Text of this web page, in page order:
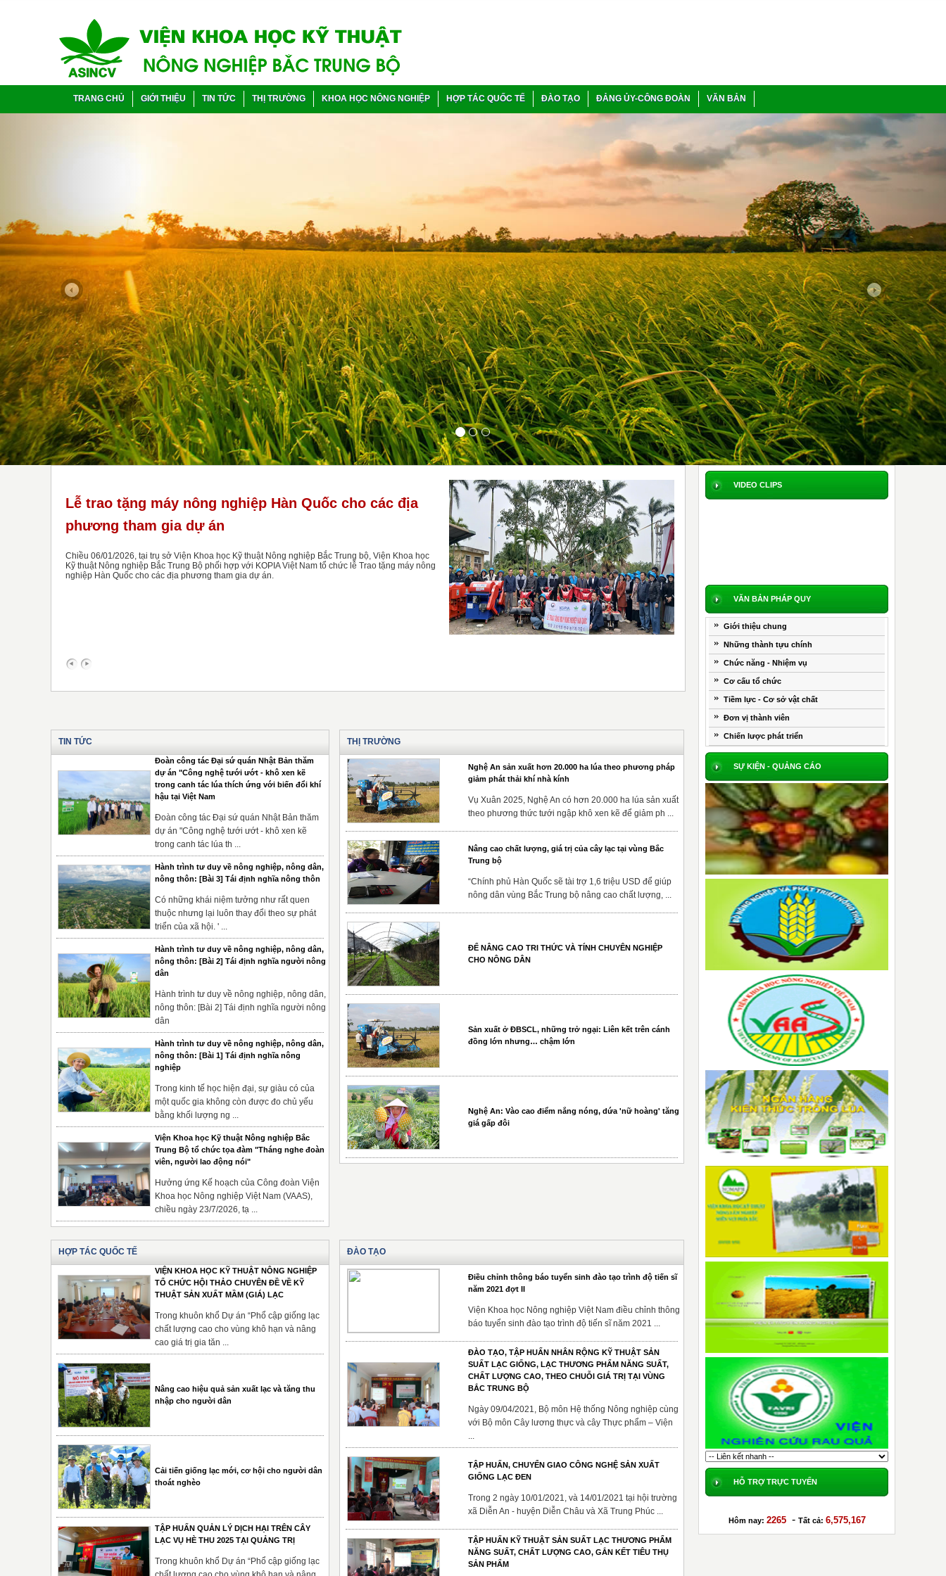
TRANG CHỦ GIỚI THIỆU TIN TỨC THỊ TRƯỜNG KHOA HỌC NÔNG NGHIỆP HỢP TÁC QUỐC TẾ ĐÀO TẠO ĐẢNG ỦY-CÔNG ĐOÀN VĂN BẢN
Lễ trao tặng máy nông nghiệp Hàn Quốc cho các địa
phương tham gia dự án
Chiều 06/01/2026, tại trụ sở Viện Khoa học Kỹ thuật Nông nghiệp Bắc Trung bộ, Viện Khoa học
Kỹ thuật Nông nghiệp Bắc Trung Bộ phối hợp với KOPIA Việt Nam tổ chức lễ Trao tặng máy nông
nghiệp Hàn Quốc cho các địa phương tham gia dự án.
TIN TỨC
Đoàn công tác Đại sứ quán Nhật Bản thăm
dự án "Công nghệ tưới ướt - khô xen kẽ
trong canh tác lúa thích ứng với biến đổi khí
hậu tại Việt Nam
Đoàn công tác Đại sứ quán Nhật Bản thăm
dự án "Công nghệ tưới ướt - khô xen kẽ
trong canh tác lúa th ...
Hành trình tư duy về nông nghiệp, nông dân,
nông thôn: [Bài 3] Tái định nghĩa nông thôn
Có những khái niệm tưởng như rất quen
thuộc nhưng lại luôn thay đổi theo sự phát
triển của xã hội. ' ...
Hành trình tư duy về nông nghiệp, nông dân,
nông thôn: [Bài 2] Tái định nghĩa người nông
dân
Hành trình tư duy về nông nghiệp, nông dân,
nông thôn: [Bài 2] Tái định nghĩa người nông
dân
Hành trình tư duy về nông nghiệp, nông dân,
nông thôn: [Bài 1] Tái định nghĩa nông
nghiệp
Trong kinh tế học hiện đại, sự giàu có của
một quốc gia không còn được đo chủ yếu
bằng khối lượng ng ...
Viện Khoa học Kỹ thuật Nông nghiệp Bắc
Trung Bộ tổ chức tọa đàm "Tháng nghe đoàn
viên, người lao động nói"
Hưởng ứng Kế hoạch của Công đoàn Viện
Khoa học Nông nghiệp Việt Nam (VAAS),
chiều ngày 23/7/2026, tạ ...
THỊ TRƯỜNG
Nghệ An sản xuất hơn 20.000 ha lúa theo phương pháp
giảm phát thải khí nhà kính
Vụ Xuân 2025, Nghệ An có hơn 20.000 ha lúa sản xuất
theo phương thức tưới ngập khô xen kẽ để giảm ph ...
Nâng cao chất lượng, giá trị của cây lạc tại vùng Bắc
Trung bộ
“Chính phủ Hàn Quốc sẽ tài trợ 1,6 triệu USD để giúp
nông dân vùng Bắc Trung bộ nâng cao chất lượng, ...
ĐỂ NÂNG CAO TRI THỨC VÀ TÍNH CHUYÊN NGHIỆP
CHO NÔNG DÂN
Sản xuất ở ĐBSCL, những trở ngại: Liên kết trên cánh
đồng lớn nhưng… chậm lớn
Nghệ An: Vào cao điểm nắng nóng, dứa 'nữ hoàng' tăng
giá gấp đôi
HỢP TÁC QUỐC TẾ
VIỆN KHOA HỌC KỸ THUẬT NÔNG NGHIỆP
TỔ CHỨC HỘI THẢO CHUYÊN ĐỀ VỀ KỸ
THUẬT SẢN XUẤT MẦM (GIÁ) LẠC
Trong khuôn khổ Dự án “Phổ cập giống lạc
chất lượng cao cho vùng khô hạn và nâng
cao giá trị gia tăn ...
Nâng cao hiệu quả sản xuất lạc và tăng thu
nhập cho người dân
Cải tiến giống lạc mới, cơ hội cho người dân
thoát nghèo
TẬP HUẤN QUẢN LÝ DỊCH HẠI TRÊN CÂY
LẠC VỤ HÈ THU 2025 TẠI QUẢNG TRỊ
Trong khuôn khổ Dự án “Phổ cập giống lạc
ĐÀO TẠO
Điều chỉnh thông báo tuyển sinh đào tạo trình độ tiến sĩ
năm 2021 đợt II
Viện Khoa học Nông nghiệp Việt Nam điều chỉnh thông
báo tuyển sinh đào tạo trình độ tiến sĩ năm 2021 ...
ĐÀO TẠO, TẬP HUẤN NHÂN RỘNG KỸ THUẬT SẢN
SUẤT LẠC GIỐNG, LẠC THƯƠNG PHẨM NĂNG SUẤT,
CHẤT LƯỢNG CAO, THEO CHUỖI GIÁ TRỊ TẠI VÙNG
BẮC TRUNG BỘ
Ngày 09/04/2021, Bộ môn Hệ thống Nông nghiệp cùng
với Bộ môn Cây lương thực và cây Thực phẩm – Viện
...
TẬP HUẤN, CHUYỂN GIAO CÔNG NGHỆ SẢN XUẤT
GIỐNG LẠC ĐEN
Trong 2 ngày 10/01/2021, và 14/01/2021 tại hội trường
xã Diễn An - huyện Diễn Châu và Xã Trung Phúc ...
TẬP HUẤN KỸ THUẬT SẢN SUẤT LẠC THƯƠNG PHẨM
NĂNG SUẤT, CHẤT LƯỢNG CAO, GẮN KẾT TIÊU THỤ
SẢN PHẨM
VIDEO CLIPS
VĂN BẢN PHÁP QUY
Giới thiệu chung
Những thành tựu chính
Chức năng - Nhiệm vụ
Cơ cấu tổ chức
Tiềm lực - Cơ sở vật chất
Đơn vị thành viên
Chiến lược phát triển
SỰ KIỆN - QUẢNG CÁO
HỖ TRỢ TRỰC TUYẾN
Hôm nay: 2265- Tất cả: 6,575,167